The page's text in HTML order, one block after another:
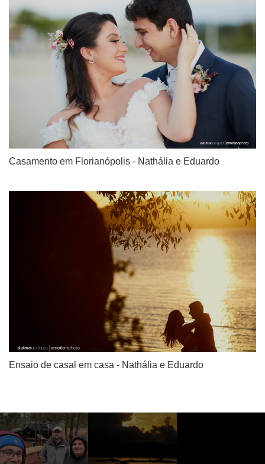
Casamento em Florianópolis - Nathália e Eduardo
Ensaio de casal em casa - Nathália e Eduardo